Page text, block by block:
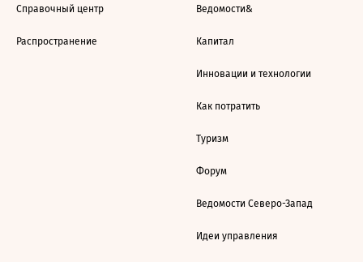
Справочный центр
Распространение
Ведомости&
Капитал
Инновации и технологии
Как потратить
Туризм
Форум
Ведомости Северо-Запад
Идеи управления